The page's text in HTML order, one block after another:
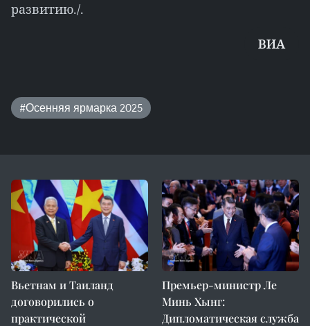
развитию./.
ВИА
#Осенняя ярмарка 2025
Вьетнам и Таиланд
договорились о
практической
Премьер-министр Ле
Минь Хынг:
Дипломатическая служба